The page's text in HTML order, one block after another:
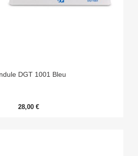
DGT 1001 Bleu
28,00 €